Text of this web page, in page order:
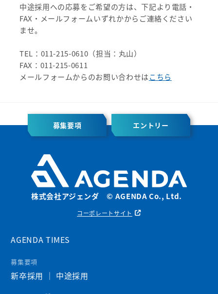
中途採用への応募をご希望の方は、下記より電話・
FAX・メールフォームいずれかからご連絡ください
ませ。
TEL：011-215-0610（担当：丸山）
FAX：011-215-0611
メールフォームからのお問い合わせはこちら
募集要項 エントリー
株式会社アジェンダ © AGENDA Co., Ltd.
コーポレートサイト
AGENDA TIMES
募集要項
新卒採用 ｜ 中途採用